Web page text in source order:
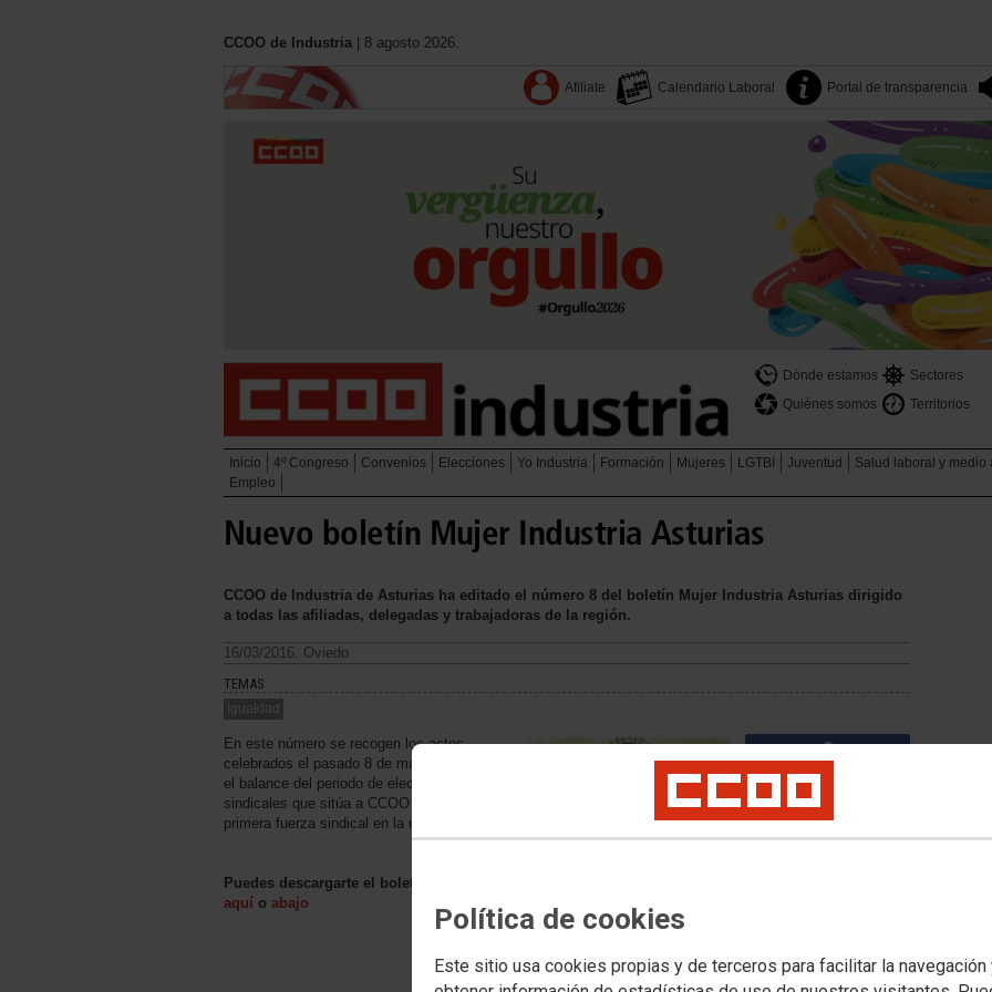
Política de cookies
Este sitio usa cookies propias y de terceros para facilitar la navegación
CCOO de Industria | 8 agosto 2026.
Afiliate Calendario Laboral Portal de transparencia
Dónde estamos Sectores
Quiénes somos
Territorios
Inicio 4º Congreso Convenios Elecciones Yo Industria Formación Mujeres LGTBI Juventud Salud laboral y medio
Empleo
Nuevo boletín Mujer Industria Asturias
CCOO de Industria de Asturias ha editado el número 8 del boletín Mujer Industria Asturias dirigido
a todas las afiliadas, delegadas y trabajadoras de la región.
16/03/2016. Oviedo
TEMAS
Igualdad
En este número se recogen los actos
celebrados el pasado 8 de marzo, así como
el balance del periodo de elecciones
sindicales que sitúa a CCOO como la
primera fuerza sindical en la región.
Puedes descargarte el boletín clikando
aquí o abajo